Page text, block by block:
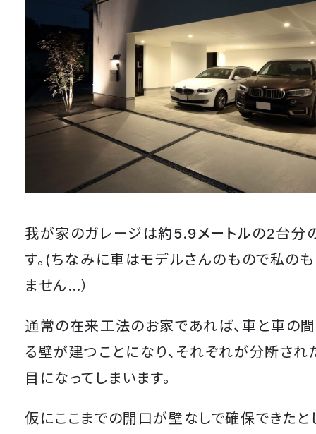
我が家のガレージは約5.9メートルの2台分
す。(ちなみに車はモデルさんのもので私の
ません…）
通常の在来工法のお家であれば、車と車の
る壁が建つことになり、それぞれが分断され
目になってしまいます。
仮にここまでの開口が壁なしで確保できたと